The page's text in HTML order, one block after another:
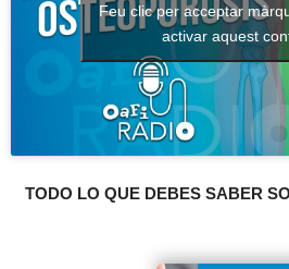
Feu clic per acceptar
activar aquest
TODO LO QUE DEBES SABER